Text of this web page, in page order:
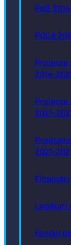
POR
POCA
Proiecte
2014-
Proiecte
2021-
2021-
Legături
Fondul